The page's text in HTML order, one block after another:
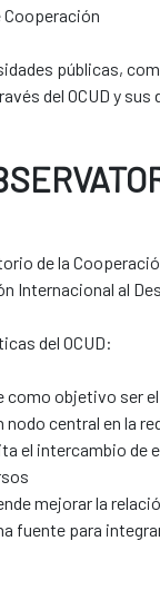
Cooperación
públicas,
del OCUD y
de la
Internacional al
del OCUD:
como objetivo ser
nodo central en la
el intercambio de
mejorar la
fuente para